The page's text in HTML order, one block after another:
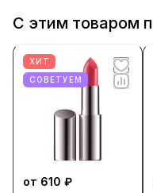
С этим товаром
ХИТ
СОВЕТУЕМ
от 610 ₽